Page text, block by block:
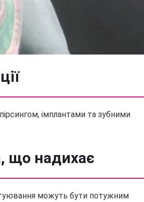
імплантами та зубними
що надихає
можуть бути потужним